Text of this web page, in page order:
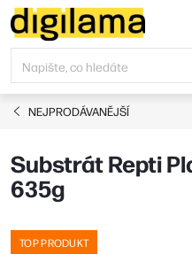
Přejít
na
obsah
NEJPRODÁVANĚJŠÍ
Substrát Repti
635g
TOP PRODUKT